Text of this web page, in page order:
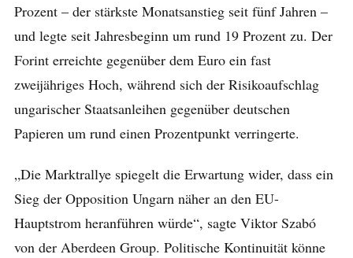
Prozent – der stärkste Monatsanstieg seit fünf Jahren –
und legte seit Jahresbeginn um rund 19 Prozent zu. Der
Forint erreichte gegenüber dem Euro ein fast
zweijähriges Hoch, während sich der Risikoaufschlag
ungarischer Staatsanleihen gegenüber deutschen
Papieren um rund einen Prozentpunkt verringerte.
„Die Marktrallye spiegelt die Erwartung wider, dass ein
Sieg der Opposition Ungarn näher an den EU-
Hauptstrom heranführen würde“, sagte Viktor Szabó
von der Aberdeen Group. Politische Kontinuität könne